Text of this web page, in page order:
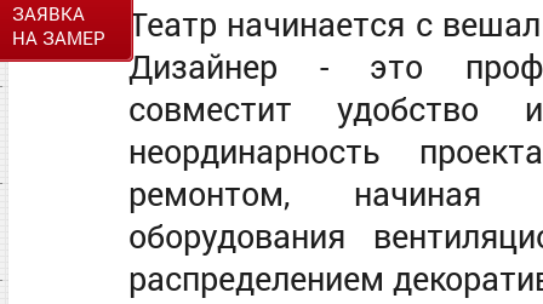
ЗАЯВКА
НА ЗАМЕР
Театр начинается с
Дизайнер - это
совместит удобство
неординарность
ремонтом, начиная
оборудования
распределением